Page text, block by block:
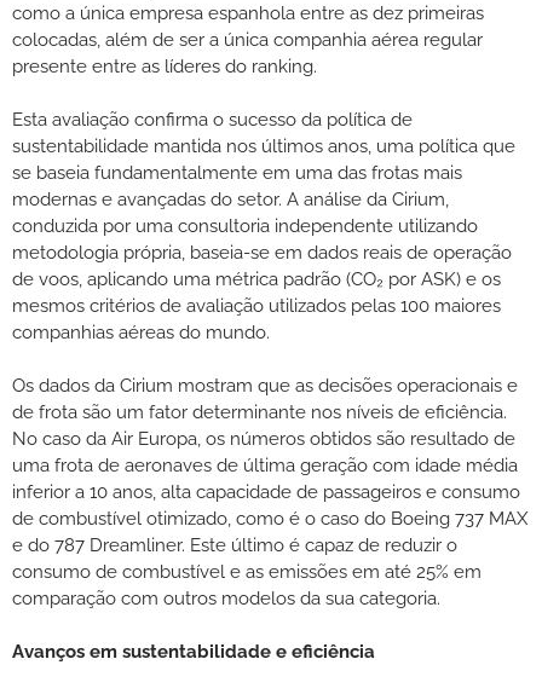
como a única empresa espanhola entre as dez primeiras
colocadas, além de ser a única companhia aérea regular
presente entre as líderes do ranking.
Esta avaliação confirma o sucesso da política de
sustentabilidade mantida nos últimos anos, uma política que
se baseia fundamentalmente em uma das frotas mais
modernas e avançadas do setor. A análise da Cirium,
conduzida por uma consultoria independente utilizando
metodologia própria, baseia-se em dados reais de operação
de voos, aplicando uma métrica padrão (CO₂ por ASK) e os
mesmos critérios de avaliação utilizados pelas 100 maiores
companhias aéreas do mundo.
Os dados da Cirium mostram que as decisões operacionais e
de frota são um fator determinante nos níveis de eficiência.
No caso da Air Europa, os números obtidos são resultado de
uma frota de aeronaves de última geração com idade média
inferior a 10 anos, alta capacidade de passageiros e consumo
de combustível otimizado, como é o caso do Boeing 737 MAX
e do 787 Dreamliner. Este último é capaz de reduzir o
consumo de combustível e as emissões em até 25% em
comparação com outros modelos da sua categoria.
Avanços em sustentabilidade e eficiência